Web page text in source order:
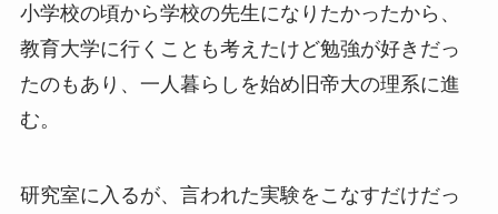
小学校の頃から学校の先生になりたかったから、
教育大学に行くことも考えたけど勉強が好きだっ
たのもあり、一人暮らしを始め旧帝大の理系に進
む。
研究室に入るが、言われた実験をこなすだけだっ